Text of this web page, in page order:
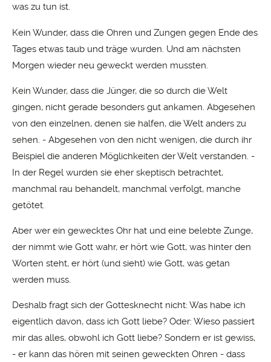
was zu tun ist.
Kein Wunder, dass die Ohren und Zungen gegen Ende des
Tages etwas taub und träge wurden. Und am nächsten
Morgen wieder neu geweckt werden mussten.
Kein Wunder, dass die Jünger, die so durch die Welt
gingen, nicht gerade besonders gut ankamen. Abgesehen
von den einzelnen, denen sie halfen, die Welt anders zu
sehen. - Abgesehen von den nicht wenigen, die durch ihr
Beispiel die anderen Möglichkeiten der Welt verstanden. -
In der Regel wurden sie eher skeptisch betrachtet,
manchmal rau behandelt, manchmal verfolgt, manche
getötet.
Aber wer ein gewecktes Ohr hat und eine belebte Zunge,
der nimmt wie Gott wahr, er hört wie Gott, was hinter den
Worten steht, er hört (und sieht) wie Gott, was getan
werden muss.
Deshalb fragt sich der Gottesknecht nicht: Was habe ich
eigentlich davon, dass ich Gott liebe? Oder: Wieso passiert
mir das alles, obwohl ich Gott liebe? Sondern er ist gewiss,
- er kann das hören mit seinen geweckten Ohren - dass